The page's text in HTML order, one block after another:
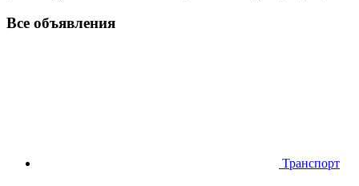
Все объявления
Транспорт